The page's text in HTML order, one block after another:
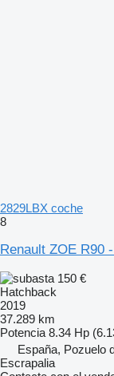
2829LBX coche
8
Renault ZOE R90
150 €
Hatchback
2019
37.289 km
Potencia 8.34 Hp
España, Pozuelo
Escrapalia